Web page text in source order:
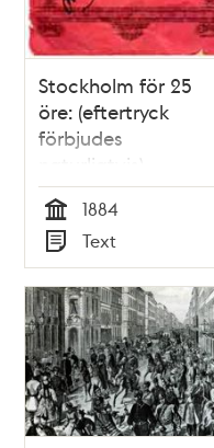
Stockholm för 25
öre: (eftertryck
förbjudes
naturligtvis)
Tid
1884
Typ
Text